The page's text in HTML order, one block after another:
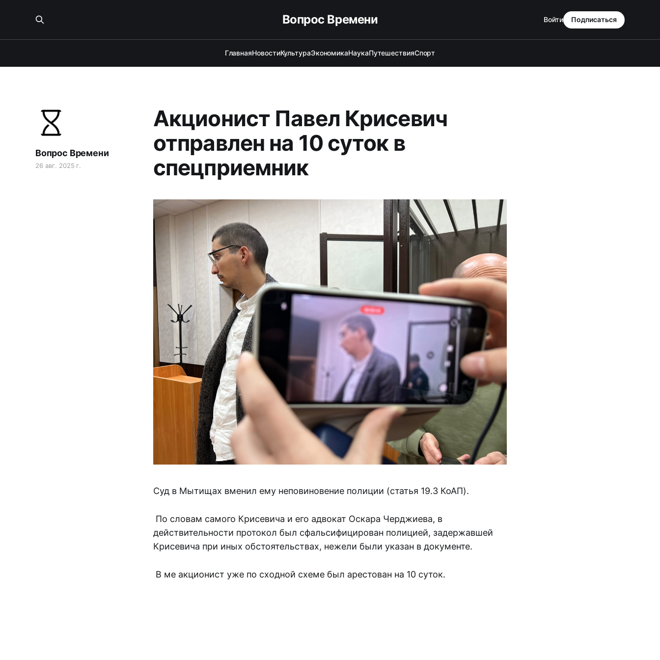
Вопрос Времени
ГлавнаяНовостиКультураЭкономикаНаукаПутешествияСпорт
Войти Подписаться
Акционист Павел Крисевич
отправлен на 10 суток в
спецприемник
Вопрос Времени
26 авг. 2025 г.
Суд в Мытищах вменил ему неповиновение полиции (статья 19.3 КоАП).
По словам самого Крисевича и его адвокат Оскара Черджиева, в
действительности протокол был сфальсифицирован полицией, задержавшей
Крисевича при иных обстоятельствах, нежели были указан в документе.
В ме акционист уже по сходной схеме был арестован на 10 суток.